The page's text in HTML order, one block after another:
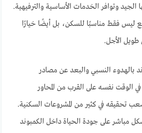
وتوافر الخدمات الأساسية والترفيهية.
ليس فقط مناسبًا للسكن، بل أيضًا خيارًا
طويل الأجل.
بالهدوء النسبي والبعد عن مصادر
الوقت نفسه على القرب من المحاور
تحقيقه في كثير من المشروعات السكنية.
مباشر على جودة الحياة داخل الكمبوند